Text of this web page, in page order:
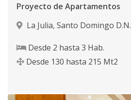
Proyecto de Apartamentos
La Julia, Santo Domingo D.N.
Desde 2 hasta 3 Hab.
Desde 130 hasta 215 Mt2